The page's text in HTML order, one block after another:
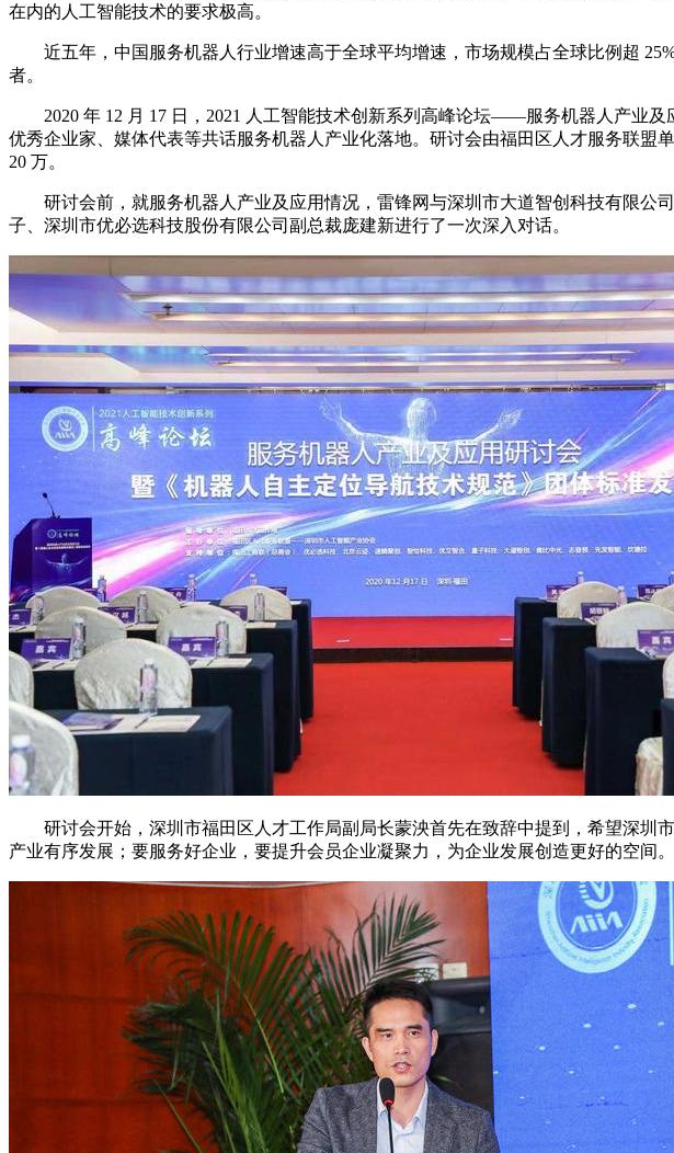
在内的人工智能技术的要求极高。
近五年，中国服务机器人行业增速高于全球平均增速，市场规模占全球比例超
者。
2020 年 12 月 17 日，2021 人工智能技术创新系列高峰论坛——服务机器人产业及
优秀企业家、媒体代表等共话服务机器人产业化落地。研讨会由福田区人才服务联
20 万。
研讨会前，就服务机器人产业及应用情况，雷锋网与深圳市大道智创科技有限公
子、深圳市优必选科技股份有限公司副总裁庞建新进行了一次深入对话。
研讨会开始，深圳市福田区人才工作局副局长蒙泱首先在致辞中提到，希望深圳
产业有序发展；要服务好企业，要提升会员企业凝聚力，为企业发展创造更好的空间。